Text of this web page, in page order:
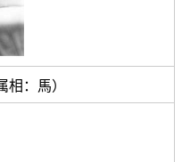
相：馬）